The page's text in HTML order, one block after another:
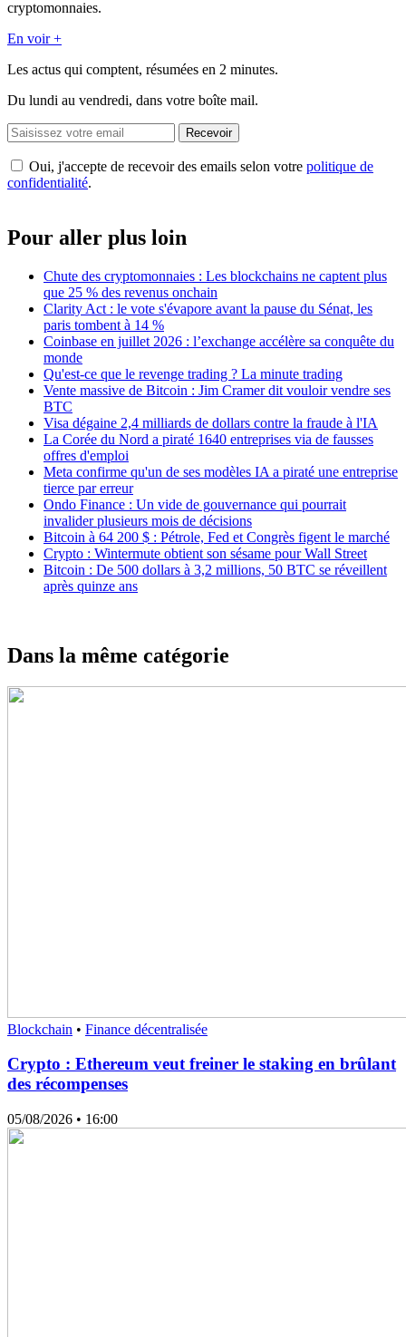
cryptomonnaies.
En voir +
Les actus qui comptent, résumées en 2 minutes.
Du lundi au vendredi, dans votre boîte mail.
Recevoir
Oui, j'accepte de recevoir des emails selon votre politique de
confidentialité.
Pour aller plus loin
Chute des cryptomonnaies : Les blockchains ne captent plus
que 25 % des revenus onchain
Clarity Act : le vote s'évapore avant la pause du Sénat, les
paris tombent à 14 %
Coinbase en juillet 2026 : l’exchange accélère sa conquête du
monde
Qu'est-ce que le revenge trading ? La minute trading
Vente massive de Bitcoin : Jim Cramer dit vouloir vendre ses
BTC
Visa dégaine 2,4 milliards de dollars contre la fraude à l'IA
La Corée du Nord a piraté 1640 entreprises via de fausses
offres d'emploi
Meta confirme qu'un de ses modèles IA a piraté une entreprise
tierce par erreur
Ondo Finance : Un vide de gouvernance qui pourrait
invalider plusieurs mois de décisions
Bitcoin à 64 200 $ : Pétrole, Fed et Congrès figent le marché
Crypto : Wintermute obtient son sésame pour Wall Street
Bitcoin : De 500 dollars à 3,2 millions, 50 BTC se réveillent
après quinze ans
Dans la même catégorie
Blockchain • Finance décentralisée
Crypto : Ethereum veut freiner le staking en brûlant
des récompenses
05/08/2026 • 16:00